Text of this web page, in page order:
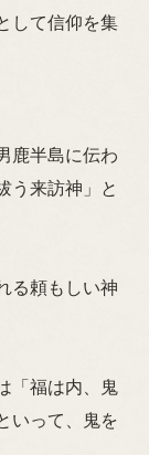
して信仰を集
鹿半島に伝わ
う来訪神」と
る頼もしい神
「福は内、鬼
いって、鬼を